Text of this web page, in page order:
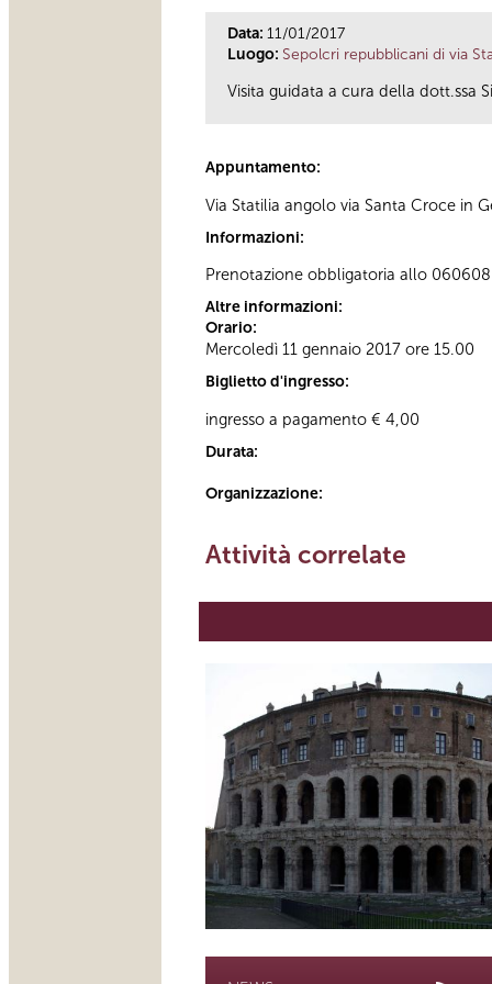
Data: 11/01/2017
Luogo: Sepolcri repubblicani di via
Visita guidata a cura della dott.ssa
Appuntamento:
Via Statilia angolo via Santa Croce in
Informazioni:
Prenotazione obbligatoria allo
Altre informazioni:
Orario:
Mercoledì 11 gennaio 2017 ore 15.00
Biglietto d'ingresso:
ingresso a pagamento € 4,00
Durata:
Organizzazione:
Attività correlate